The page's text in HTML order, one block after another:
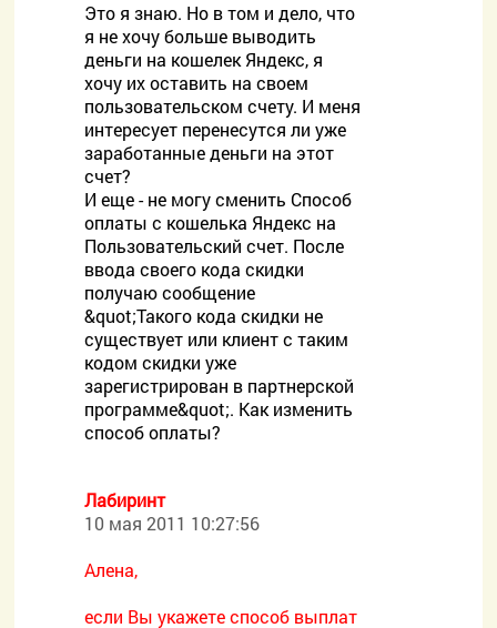
Это я знаю. Но в том и дело, что
я не хочу больше выводить
деньги на кошелек Яндекс, я
хочу их оставить на своем
пользовательском счету. И меня
интересует перенесутся ли уже
заработанные деньги на этот
счет?
И еще - не могу сменить Способ
оплаты с кошелька Яндекс на
Пользовательский счет. После
ввода своего кода скидки
получаю сообщение
&quot;Такого кода скидки не
существует или клиент с таким
кодом скидки уже
зарегистрирован в партнерской
программе&quot;. Как изменить
способ оплаты?
Лабиринт
10 мая 2011 10:27:56
Алена,
если Вы укажете способ выплат